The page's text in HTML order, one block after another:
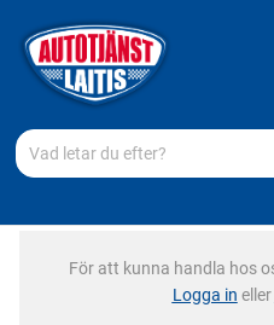
För att kunna handla hos
Logga in eller